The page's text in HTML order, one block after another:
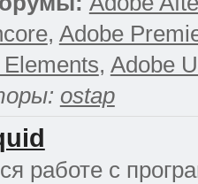
, Adobe
, Adobe
ostap
работе с